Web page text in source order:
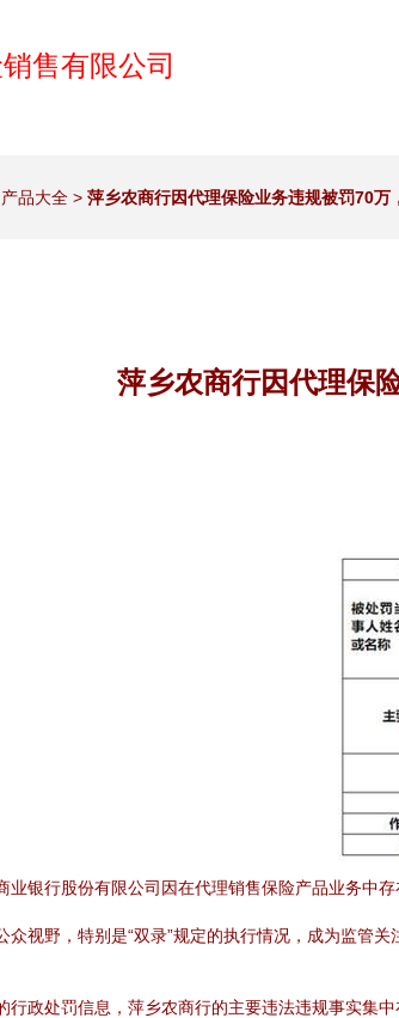
售有限公司
产品大全 > 萍乡农商行因代理保险业务违规被罚70万
萍乡农商行因代理保
业银行股份有限公司因在代理销售保险产品业务中
众视野，特别是“双录”规定的执行情况，成为监管关
行政处罚信息，萍乡农商行的主要违法违规事实集